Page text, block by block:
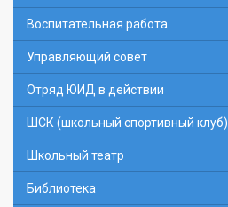
Воспитательная работа
Управляющий совет
Отряд ЮИД в действии
ШСК (школьный спортивный клуб)
Школьный театр
Библиотека